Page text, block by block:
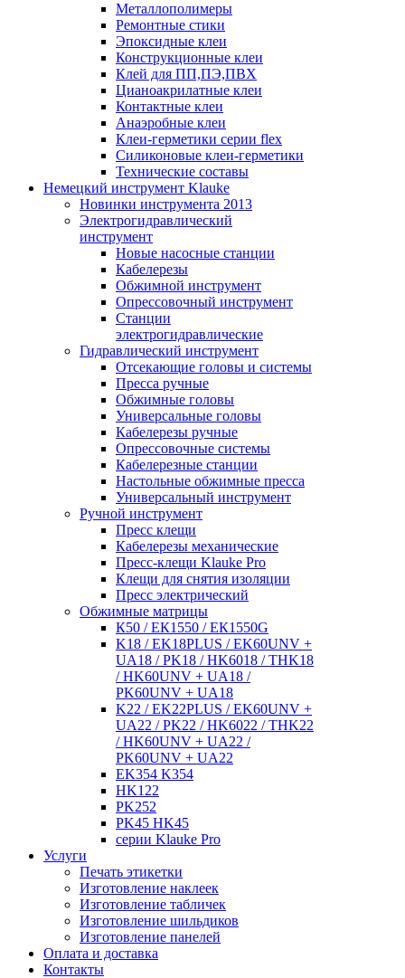
Металлополимеры
Ремонтные стики
Эпоксидные клеи
Конструкционные клеи
Клей для ПП,ПЭ,ПВХ
Цианоакрилатные клеи
Контактные клеи
Анаэробные клеи
Клеи-герметики серии flex
Силиконовые клеи-герметики
Технические составы
Немецкий инструмент Klauke
Новинки инструмента 2013
Электрогидравлический
инструмент
Новые насосные станции
Кабелерезы
Обжимной инструмент
Опрессовочный инструмент
Станции
электрогидравлические
Гидравлический инструмент
Отсекающие головы и системы
Пресса ручные
Обжимные головы
Универсальные головы
Кабелерезы ручные
Опрессовочные системы
Кабелерезные станции
Настольные обжимные пресса
Универсальный инструмент
Ручной инструмент
Пресс клещи
Кабелерезы механические
Пресс-клещи Klauke Pro
Клещи для снятия изоляции
Пресс электрический
Обжимные матрицы
К50 / ЕК1550 / ЕК1550G
K18 / EK18PLUS / EK60UNV +
UA18 / PK18 / HK6018 / THK18
/ HK60UNV + UA18 /
PK60UNV + UA18
K22 / EK22PLUS / EK60UNV +
UA22 / PK22 / HK6022 / THK22
/ HK60UNV + UA22 /
PK60UNV + UA22
EK354 K354
HK122
PK252
PK45 HK45
серии Klauke Pro
Услуги
Печать этикетки
Изготовление наклеек
Изготовление табличек
Изготовление шильдиков
Изготовление панелей
Оплата и доставка
Контакты